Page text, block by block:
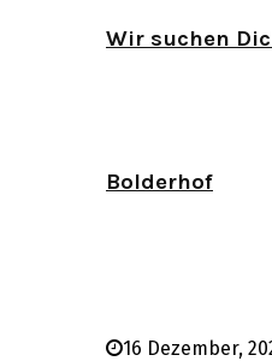
Wir suchen
Bolderhof
16 Dezember,